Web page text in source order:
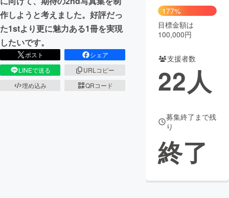
CAMPFIRE for Social Good
CAMPFIRE Creation
CAMPFIREふるさと納税
コミュニティ
作しようと考えました。好評だっ
た1stより更に魅力ある1冊を実現
したいです。
ポスト
シェア
LINEで送る
URLコピー
埋め込み
QRコード
177%
目標金額は
100,000円
支援者数
22人
募集終了まで残
り
終了